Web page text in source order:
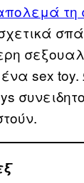
τη
sex toy.